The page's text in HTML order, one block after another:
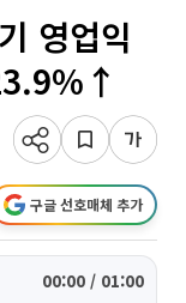
영업익
구글 선호매체 추가
00:00 / 01:00